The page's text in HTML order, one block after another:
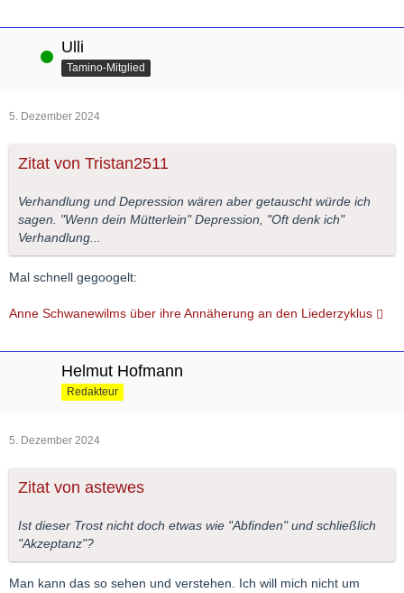
Online Ulli
Tamino-Mitglied
5. Dezember 2024
Zitat von Tristan2511
Verhandlung und Depression wären aber getauscht würde ich
sagen. "Wenn dein Mütterlein" Depression, "Oft denk ich"
Verhandlung...
Mal schnell gegoogelt:
Anne Schwanewilms über ihre Annäherung an den Liederzyklus
Helmut Hofmann
Redakteur
5. Dezember 2024
Zitat von astewes
Ist dieser Trost nicht doch etwas wie "Abfinden" und schließlich
"Akzeptanz"?
Man kann das so sehen und verstehen. Ich will mich nicht um